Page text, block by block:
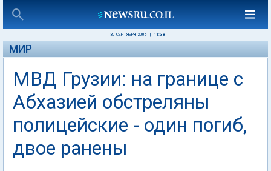
30 СЕНТЯБРЯ 2006 11:38
МИР
МВД Грузии: на границе с
Абхазией обстреляны
полицейские - один погиб,
двое ранены